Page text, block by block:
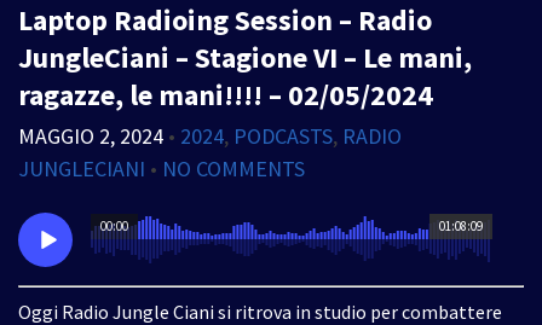
Laptop Radioing Session – Radio
JungleCiani – Stagione VI – Le mani,
ragazze, le mani!!!! – 02/05/2024
MAGGIO 2, 2024 • 2024, PODCASTS, RADIO
JUNGLECIANI • NO COMMENTS
01:08:09
00:00
Oggi Radio Jungle Ciani si ritrova in studio per combattere